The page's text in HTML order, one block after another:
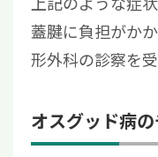
蓋腱に負担がか
形外科の診察を
オスグッド病